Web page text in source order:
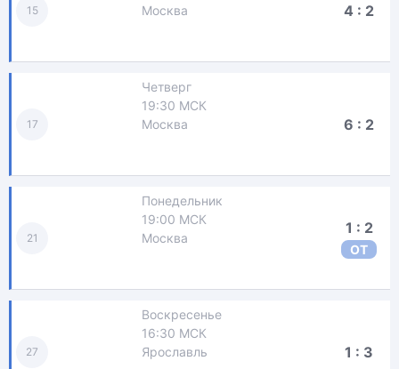
15
Москва
4 : 2
17
Четверг
19:30 МСК
Москва
6 : 2
21
Понедельник
19:00 МСК
Москва
1 : 2
ОТ
27
Воскресенье
16:30 МСК
Ярославль
1 : 3